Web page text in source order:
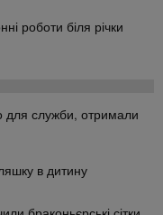
роботи біля річки
для служби, отримали
в дитину